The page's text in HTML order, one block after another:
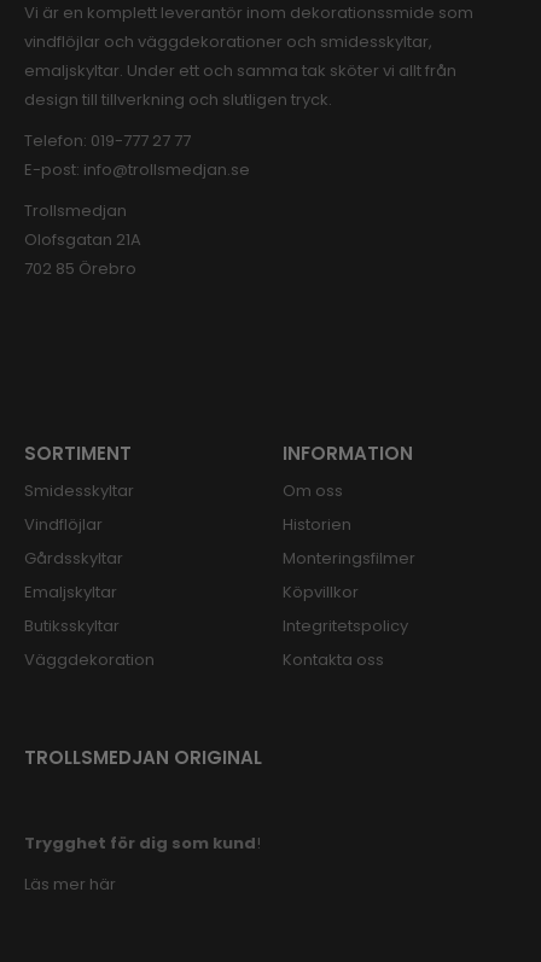
Vi är en komplett leverantör inom dekorationssmide som
vindflöjlar och väggdekorationer och smidesskyltar,
emaljskyltar. Under ett och samma tak sköter vi allt från
design till tillverkning och slutligen tryck.
Telefon: 019-777 27 77
E-post: info@trollsmedjan.se
Trollsmedjan
Olofsgatan 21A
702 85 Örebro
SORTIMENT
Smidesskyltar
Vindflöjlar
Gårdsskyltar
Emaljskyltar
Butiksskyltar
Väggdekoration
INFORMATION
Om oss
Historien
Monteringsfilmer
Köpvillkor
Integritetspolicy
Kontakta oss
TROLLSMEDJAN ORIGINAL
Trygghet för dig som kund!
Läs mer här